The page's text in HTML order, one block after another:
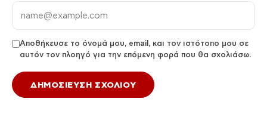
Αποθήκευσε το όνομά μου, email, και τον ιστότοπο μου σε
αυτόν τον πλοηγό για την επόμενη φορά που θα σχολιάσω.